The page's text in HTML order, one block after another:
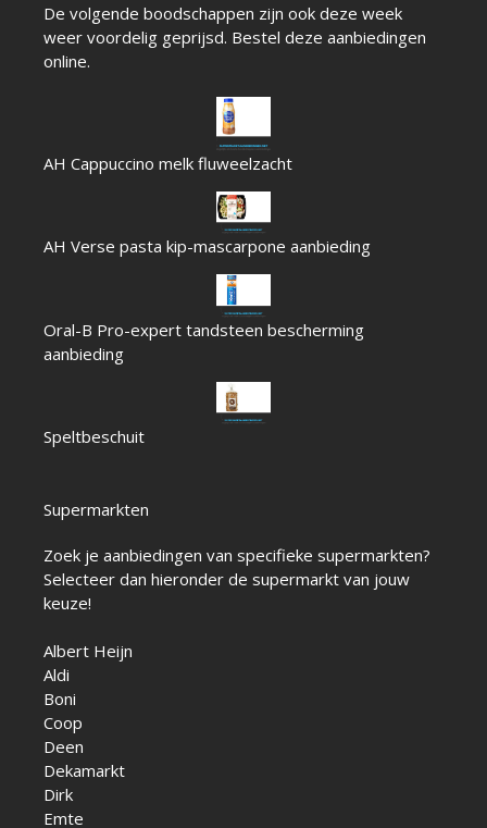
De volgende boodschappen zijn ook deze week
weer voordelig geprijsd. Bestel deze aanbiedingen
online.
AH Cappuccino melk fluweelzacht
AH Verse pasta kip-mascarpone aanbieding
Oral-B Pro-expert tandsteen bescherming
aanbieding
Speltbeschuit
Supermarkten
Zoek je aanbiedingen van specifieke supermarkten?
Selecteer dan hieronder de supermarkt van jouw
keuze!
Albert Heijn
Aldi
Boni
Coop
Deen
Dekamarkt
Dirk
Emte